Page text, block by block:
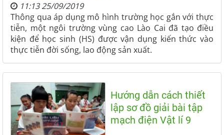
11:13 25/09/2019
Thông qua áp dụng mô hình trường học gắn với thực
tiễn, một ngôi trường vùng cao Lào Cai đã tạo điều
kiện để học sinh (HS) được vận dụng kiến thức vào
thực tiễn đời sống, lao động sản xuất.
Hướng dẫn cách thiết
lập sơ đồ giải bài tập
mạch điện Vật lí 9